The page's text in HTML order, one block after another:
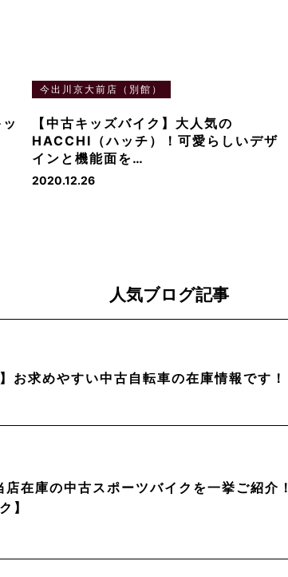
今出川京大前店（別館）
【中古キッズバイク】大人気の
HACCHI（ハッチ）！可愛らしいデザ
インと機能面を…
2020.12.26
人気ブログ記事
お求めやすい中古自転車の在庫情報です！
在庫の中古スポーツバイクを一挙ご紹介
】